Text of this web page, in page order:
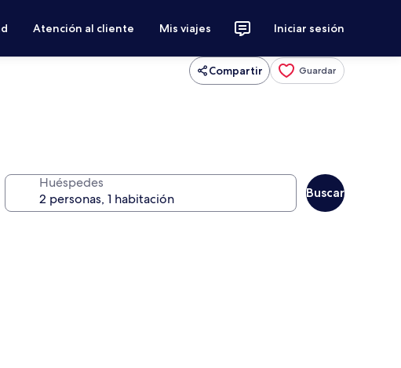
Atención al cliente Mis viajes Iniciar sesión
Compartir Guardar
Huéspedes
Buscar